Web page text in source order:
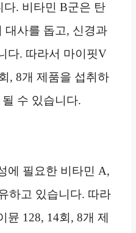
. 비타민 B군은 탄
대사를 돕고, 신경과
다. 따라서 마이핏V
, 8개 제품을 섭취하
수 있습니다.
에 필요한 비타민 A,
하고 있습니다. 따라
뮨 128, 14회, 8개 제